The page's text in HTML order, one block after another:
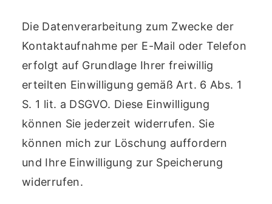
Die Datenverarbeitung zum Zwecke der
Kontaktaufnahme per E-Mail oder Telefon
erfolgt auf Grundlage Ihrer freiwillig
erteilten Einwilligung gemäß Art. 6 Abs. 1
S. 1 lit. a DSGVO. Diese Einwilligung
können Sie jederzeit widerrufen. Sie
können mich zur Löschung auffordern
und Ihre Einwilligung zur Speicherung
widerrufen.